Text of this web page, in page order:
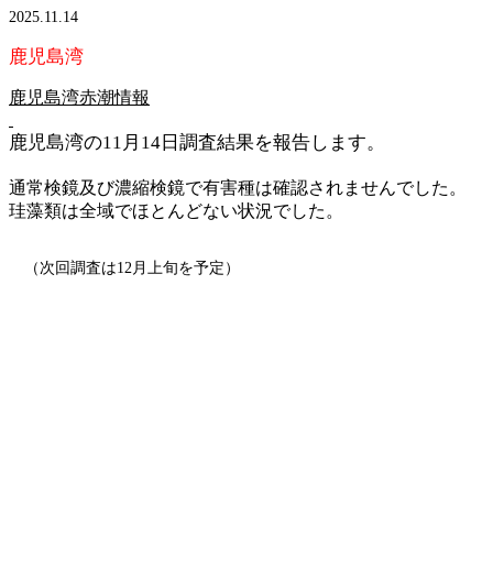
2025.11.14
鹿児島湾
鹿児島湾赤潮情報
鹿児島湾の11月14日調査結果を報告します。
通常検鏡及び濃縮検鏡で有害種は確認されませんでした。
珪藻類は全域でほとんどない状況でした。
（次回調査は12月上旬を予定）